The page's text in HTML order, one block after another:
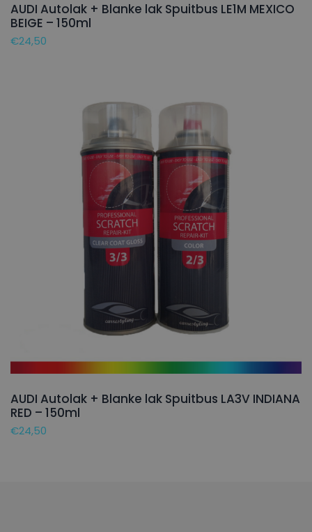
AUDI Autolak + Blanke lak Spuitbus LE1M MEXICO
BEIGE – 150ml
€24,50
AUDI Autolak + Blanke lak Spuitbus LA3V INDIANA
RED – 150ml
€24,50